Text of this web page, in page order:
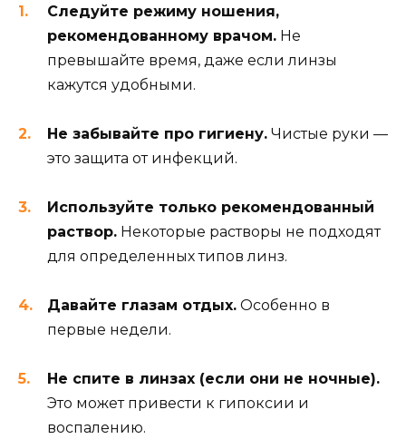
Следуйте режиму ношения,
рекомендованному врачом. Не
превышайте время, даже если линзы
кажутся удобными.
Не забывайте про гигиену. Чистые руки —
это защита от инфекций.
Используйте только рекомендованный
раствор. Некоторые растворы не подходят
для определенных типов линз.
Давайте глазам отдых. Особенно в
первые недели.
Не спите в линзах (если они не ночные).
Это может привести к гипоксии и
воспалению.